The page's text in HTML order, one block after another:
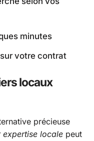
minutes
votre contrat
locaux
précieuse
expertise locale peut